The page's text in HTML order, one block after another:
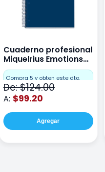
Cuaderno profesional
Miquelrius Emotions
Dots 80 hojas
Compra 5 y obten este dto.
De: $124.00
A: $99.20
Agregar